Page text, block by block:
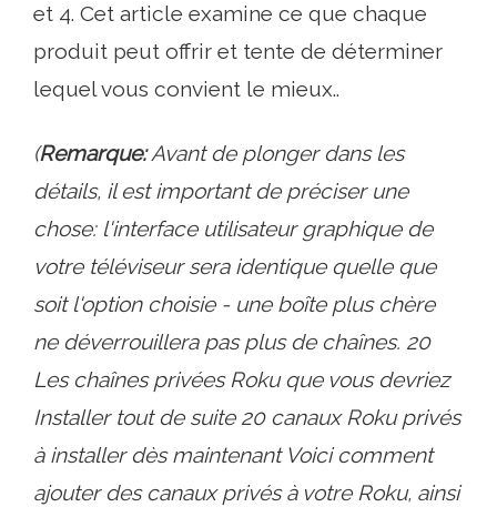
et 4. Cet article examine ce que chaque
produit peut offrir et tente de déterminer
lequel vous convient le mieux..
(Remarque:Avant de plonger dans les
détails, il est important de préciser une
chose: l'interface utilisateur graphique de
votre téléviseur sera identique quelle que
soit l'option choisie - une boîte plus chère
ne déverrouillera pas plus de chaînes. 20
Les chaînes privées Roku que vous devriez
Installer tout de suite 20 canaux Roku privés
à installer dès maintenant Voici comment
ajouter des canaux privés à votre Roku, ainsi